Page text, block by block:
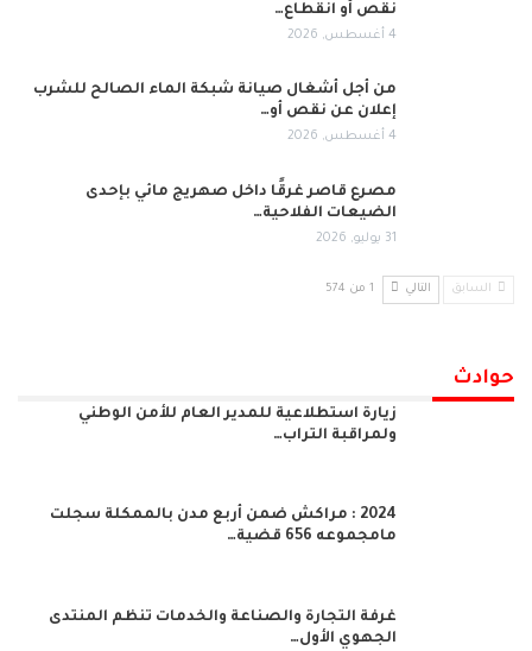
نقص أو انقطاع…
4 أغسطس, 2026
من أجل أشغال صيانة شبكة الماء الصالح للشرب
إعلان عن نقص أو…
4 أغسطس, 2026
مصرع قاصر غرقًا داخل صهريج مائي بإحدى
الضيعات الفلاحية…
31 يوليو, 2026
السابق التالي 1 من 574
حوادث
زيارة استطلاعية للمدير العام للأمن الوطني
ولمراقبة التراب…
2024 : مراكش ضمن أربع مدن بالممكلة سجلت
مامجموعه 656 قضية…
غرفة التجارة والصناعة والخدمات تنظم المنتدى
الجهوي الأول…